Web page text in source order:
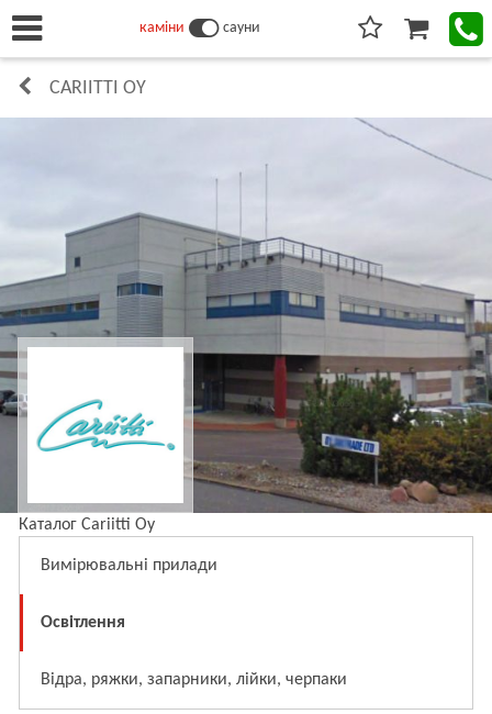
каміни сауни
CARIITTI OY
Каталог Cariitti Oy
Вимірювальні прилади
Освітлення
Відра, ряжки, запарники, лійки, черпаки